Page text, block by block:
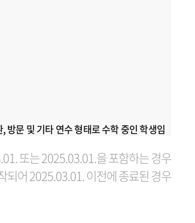
방문 및 기타 연수 형태로 수학 중인 학생임
또는 2025.03.01.을 포함하는 경우
되어 2025.03.01. 이전에 종료된 경우